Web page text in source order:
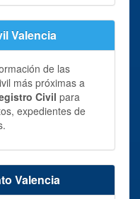
Valencia
de las
más próximas a
Civil para
expedientes de
Valencia